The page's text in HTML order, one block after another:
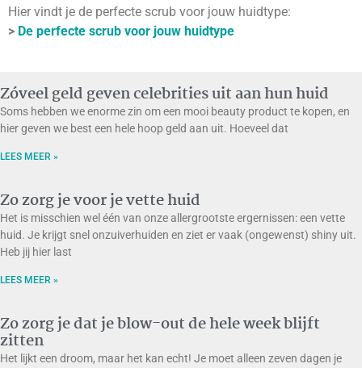
Hier vindt je de perfecte scrub voor jouw huidtype:
> De perfecte scrub voor jouw huidtype
Zóveel geld geven celebrities uit aan hun huid
Soms hebben we enorme zin om een mooi beauty product te kopen, en
hier geven we best een hele hoop geld aan uit. Hoeveel dat
LEES MEER »
Zo zorg je voor je vette huid
Het is misschien wel één van onze allergrootste ergernissen: een vette
huid. Je krijgt snel onzuiverhuiden en ziet er vaak (ongewenst) shiny uit.
Heb jij hier last
LEES MEER »
Zo zorg je dat je blow-out de hele week blijft
zitten
Het lijkt een droom, maar het kan echt! Je moet alleen zeven dagen je